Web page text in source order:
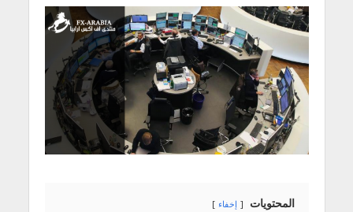
المحتويات إخفاء